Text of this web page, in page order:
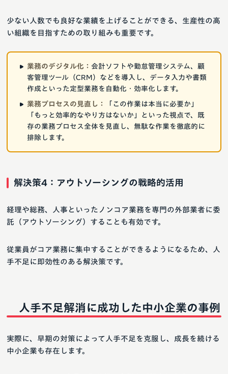
少ない人数でも良好な業績を上げることができる、生産性の高
い組織を目指すための取り組みも重要です。
業務のデジタル化： 会計ソフトや勤怠管理システム、顧
客管理ツール（CRM）などを導入し、データ入力や書類
作成といった定型業務を自動化・効率化します。
業務プロセスの見直し：
「この作業は本当に必要か」
「もっと効率的なやり方はないか」といった視点で、既
存の業務プロセス全体を見直し、無駄な作業を徹底的に
排除します。
解決策4：アウトソーシングの戦略的活用
経理や総務、人事といったノンコア業務を専門の外部業者に委
託（アウトソーシング）することも有効です。
従業員がコア業務に集中することができるようになるため、人
手不足に即効性のある解決策です。
人手不足解消に成功した中小企業の事例
実際に、早期の対策によって人手不足を克服し、成長を続ける
中小企業も存在します。